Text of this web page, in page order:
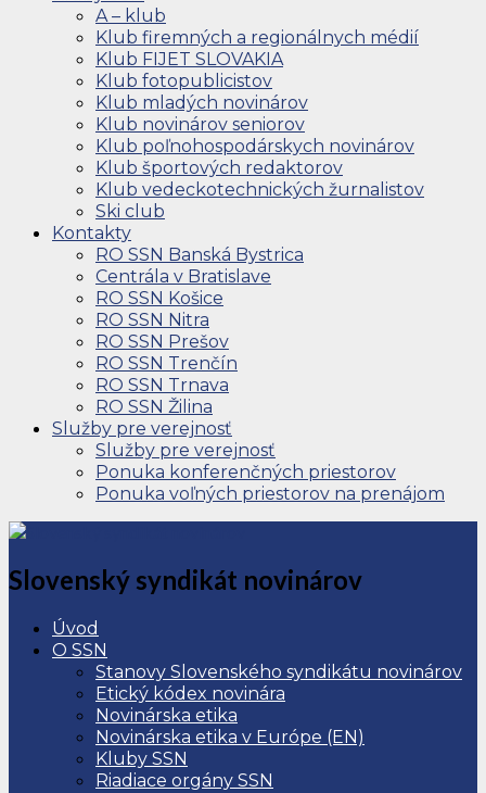
A – klub
Klub firemných a regionálnych médií
Klub FIJET SLOVAKIA
Klub fotopublicistov
Klub mladých novinárov
Klub novinárov seniorov
Klub poľnohospodárskych novinárov
Klub športových redaktorov
Klub vedeckotechnických žurnalistov
Ski club
Kontakty
RO SSN Banská Bystrica
Centrála v Bratislave
RO SSN Košice
RO SSN Nitra
RO SSN Prešov
RO SSN Trenčín
RO SSN Trnava
RO SSN Žilina
Služby pre verejnosť
Služby pre verejnosť
Ponuka konferenčných priestorov
Ponuka voľných priestorov na prenájom
Slovenský syndikát novinárov
Úvod
O SSN
Stanovy Slovenského syndikátu novinárov
Etický kódex novinára
Novinárska etika
Novinárska etika v Európe (EN)
Kluby SSN
Riadiace orgány SSN